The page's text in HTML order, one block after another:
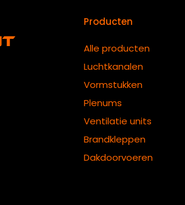
Producten
Alle producten
Luchtkanalen
Vormstukken
Plenums
Ventilatie units
Brandkleppen
Dakdoorvoeren